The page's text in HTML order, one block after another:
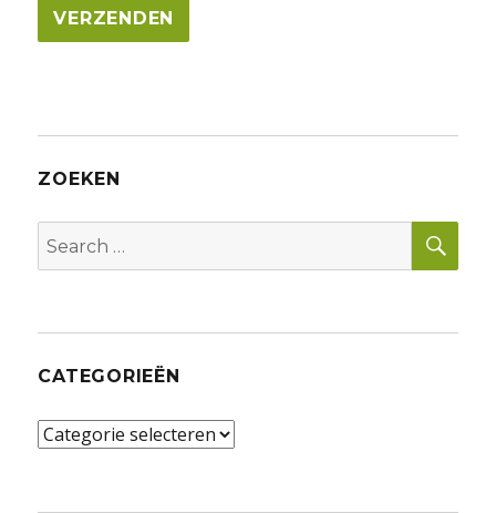
ZOEKEN
Search
for:
CATEGORIEËN
Categorieën